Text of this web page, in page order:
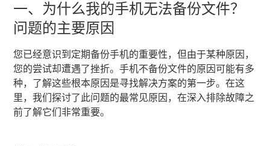
一、为什么我的手机无法备份文件？
问题的主要原因
您已经意识到定期备份手机的重要性，但由于某种原因，
您的尝试却遭遇了挫折。手机不备份文件的原因可能有多
种，了解这些根本原因是寻找解决方案的第一步。在这
里，我们探讨了此问题的最常见原因，在深入排除故障之
前了解它们非常重要。